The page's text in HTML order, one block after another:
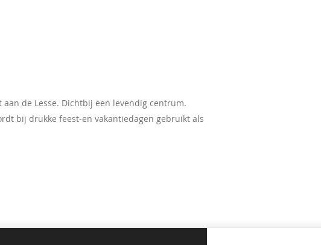
de Lesse. Dichtbij een levendig centrum.
bij drukke feest-en vakantiedagen gebruikt als